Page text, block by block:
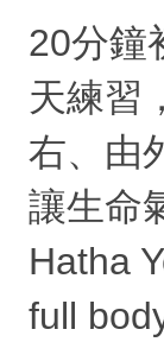
20分鐘
天練習
右、由
讓生命
Hatha
full